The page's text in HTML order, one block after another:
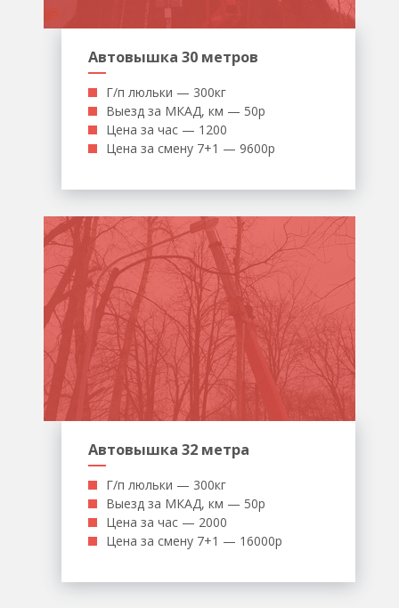
Автовышка 30 метров
Г/п люльки — 300кг
Выезд за МКАД, км — 50р
Цена за час — 1200
Цена за смену 7+1 — 9600р
Автовышка 32 метра
Г/п люльки — 300кг
Выезд за МКАД, км — 50р
Цена за час — 2000
Цена за смену 7+1 — 16000р